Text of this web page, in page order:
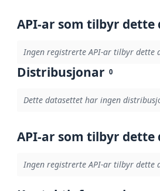
API-ar som tilbyr
Ingen registrerte API-ar tilbyr dette
Distribusjonar 0
Dette datasettet har ingen
API-ar som tilbyr
Ingen registrerte API-ar tilbyr dette